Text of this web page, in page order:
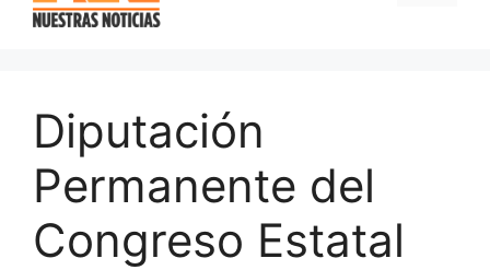
Diputación
Permanente del
Congreso Estatal